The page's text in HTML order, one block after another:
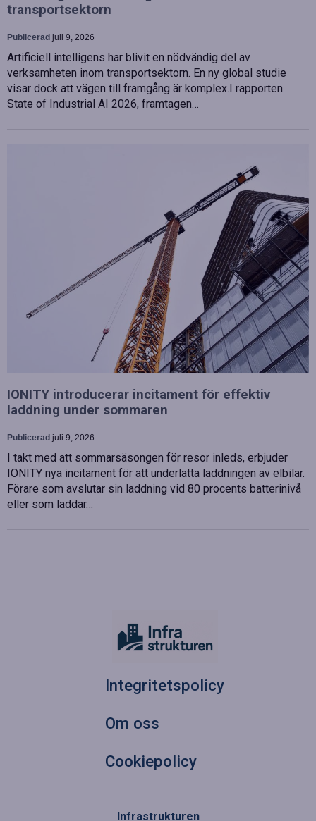
transportsektorn
Publicerad juli 9, 2026
Artificiell intelligens har blivit en nödvändig del av
verksamheten inom transportsektorn. En ny global studie
visar dock att vägen till framgång är komplex.I rapporten
State of Industrial AI 2026, framtagen…
IONITY introducerar incitament för effektiv
laddning under sommaren
Publicerad juli 9, 2026
I takt med att sommarsäsongen för resor inleds, erbjuder
IONITY nya incitament för att underlätta laddningen av elbilar.
Förare som avslutar sin laddning vid 80 procents batterinivå
eller som laddar…
Integritetspolicy
Om oss
Cookiepolicy
Infrastrukturen